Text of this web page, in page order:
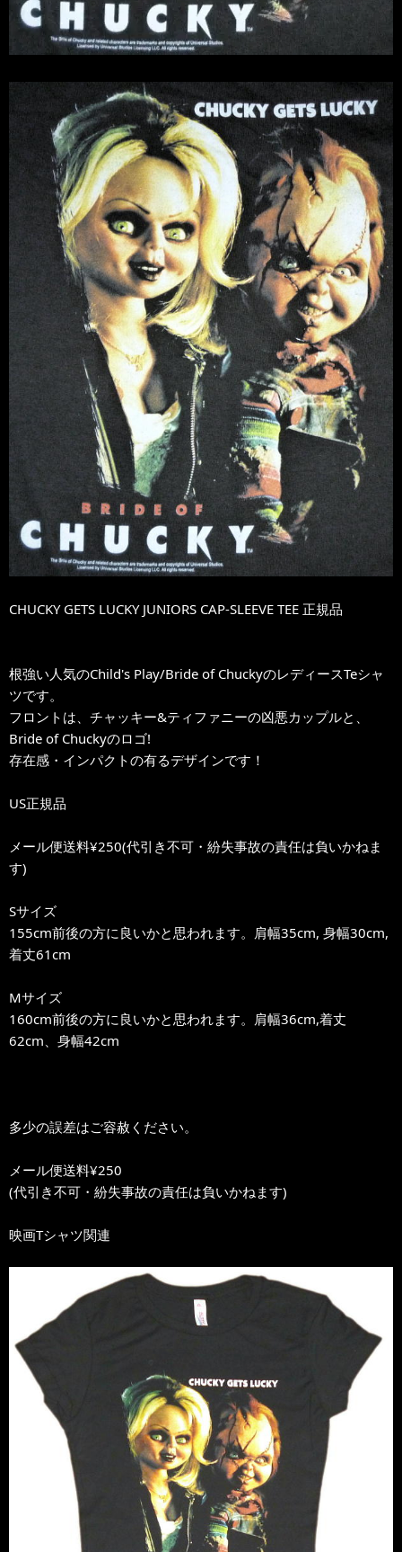
CHUCKY GETS LUCKY JUNIORS CAP-SLEEVE TEE 正規品
根強い人気のChild's Play/Bride of ChuckyのレディースTeシャ
ツです。
フロントは、チャッキー&ティファニーの凶悪カップルと、
Bride of Chuckyのロゴ!
存在感・インパクトの有るデザインです！
US正規品
メール便送料¥250(代引き不可・紛失事故の責任は負いかねま
す)
Sサイズ
155cm前後の方に良いかと思われます。肩幅35cm, 身幅30cm,
着丈61cm
Mサイズ
160cm前後の方に良いかと思われます。肩幅36cm,着丈
62cm、身幅42cm
多少の誤差はご容赦ください。
メール便送料¥250
(代引き不可・紛失事故の責任は負いかねます)
映画Tシャツ関連